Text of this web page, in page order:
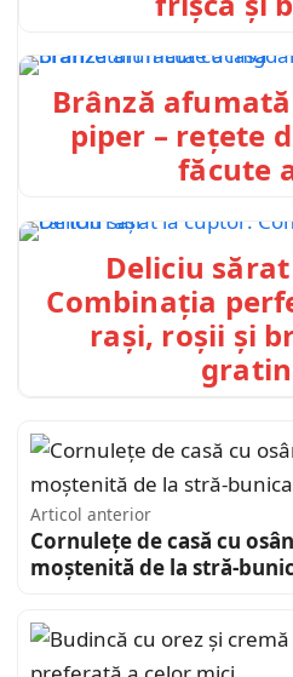
Brânză
piper – rețete
făcute
Deliciu
Combinația
rași, roșii și
Articol anterior
Cornulețe de casă cu
moștenită de la stră-